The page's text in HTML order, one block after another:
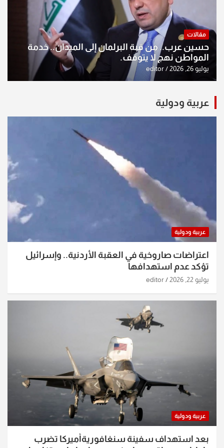
مقالات
حسين عرب.. من قبة البرلمان إلى الميدان.. خدمة
المواطن نهج لا يتوقف.
يوليو 26, 2026 editor
عربية ودولية
عربية ودولية
اعتراضات صاروخية في العقبة الأردنية.. وإسرائيل
تؤكد عدم استهدافها
يوليو 22, 2026 editor
عربية ودولية
بعد استهداف سفينة سنغافوريةأميركا تضرب